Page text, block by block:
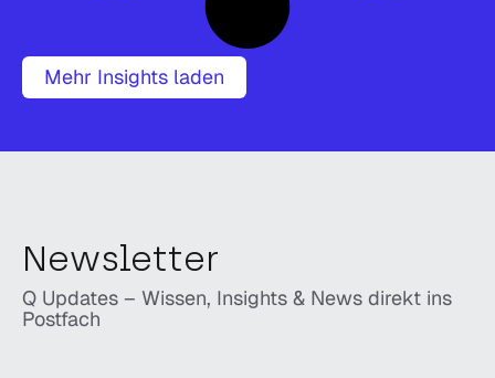
Mehr Insights laden
Newsletter
Q Updates – Wissen, Insights & News direkt ins
Postfach